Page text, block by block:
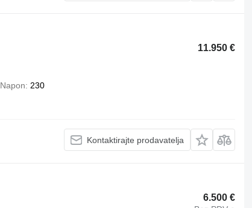
11.950 €
Napon 230
Kontaktirajte prodavatelja
6.500 €